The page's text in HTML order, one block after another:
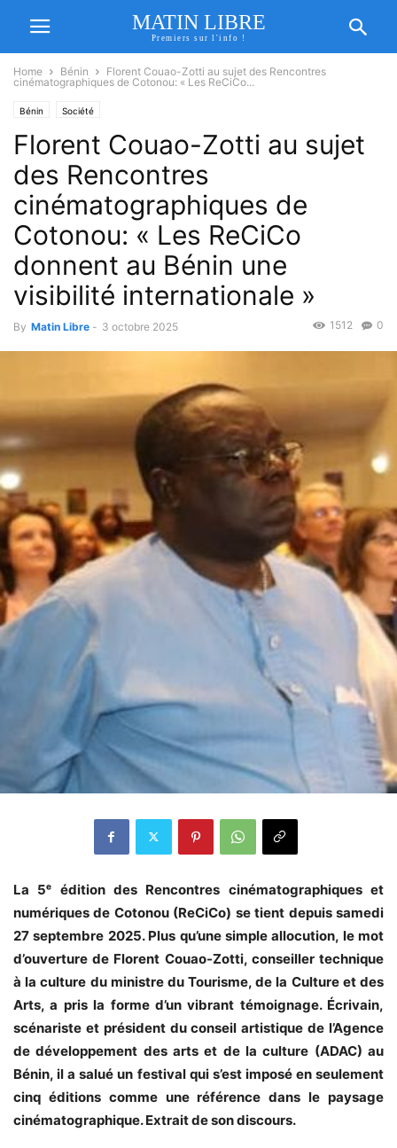
MATIN LIBRE
Premiers sur l'info !
Home Bénin
Florent Couao-Zotti au sujet des Rencontres
cinématographiques de Cotonou: « Les ReCiCo...
Bénin Société
Florent Couao-Zotti au sujet
des Rencontres
cinématographiques de
Cotonou: « Les ReCiCo
donnent au Bénin une
visibilité internationale »
By Matin Libre - 3 octobre 2025 0
1512
La 5ᵉ édition des Rencontres cinématographiques et
numériques de Cotonou (ReCiCo) se tient depuis samedi
27 septembre 2025. Plus qu’une simple allocution, le mot
d’ouverture de Florent Couao-Zotti, conseiller technique
à la culture du ministre du Tourisme, de la Culture et des
Arts, a pris la forme d’un vibrant témoignage. Écrivain,
scénariste et président du conseil artistique de l’Agence
de développement des arts et de la culture (ADAC) au
Bénin, il a salué un festival qui s’est imposé en seulement
cinq éditions comme une référence dans le paysage
cinématographique. Extrait de son discours.